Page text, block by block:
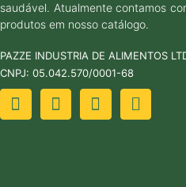
saudável. Atualmente contamos
produtos em nosso catálogo.
PAZZE INDUSTRIA DE ALIMENTOS
CNPJ: 05.042.570/0001-68